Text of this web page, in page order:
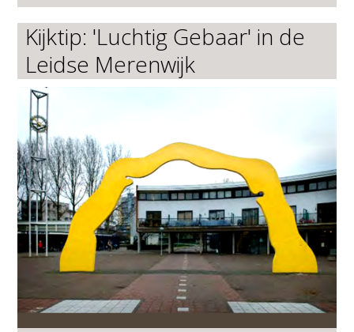
Kijktip: 'Luchtig Gebaar' in de
Leidse Merenwijk